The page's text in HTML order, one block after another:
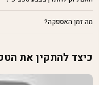
מה זמן האספקה?
כיצד להתקין את